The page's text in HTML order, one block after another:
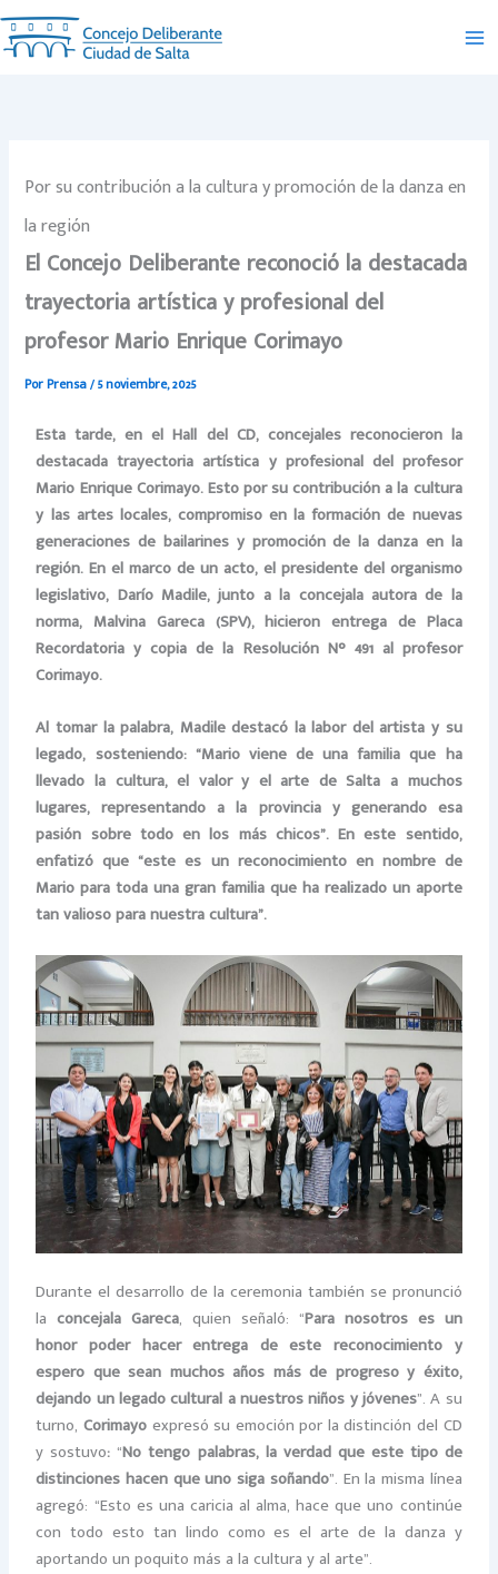
Ir
al
contenido
Por su contribución a la cultura y promoción de la danza en
la región
El Concejo Deliberante reconoció la destacada
trayectoria artística y profesional del
profesor Mario Enrique Corimayo
PorPrensa/5 noviembre, 2025
Esta tarde, en el Hall del CD, concejales reconocieron la
destacada trayectoria artística y profesional del profesor
Mario Enrique Corimayo. Esto por su contribución a la cultura
y las artes locales, compromiso en la formación de nuevas
generaciones de bailarines y promoción de la danza en la
región. En el marco de un acto, el presidente del organismo
legislativo, Darío Madile, junto a la concejala autora de la
norma, Malvina Gareca (SPV), hicieron entrega de Placa
Recordatoria y copia de la Resolución N° 491 al profesor
Corimayo.
Al tomar la palabra, Madile destacó la labor del artista y su
legado, sosteniendo: “Mario viene de una familia que ha
llevado la cultura, el valor y el arte de Salta a muchos
lugares, representando a la provincia y generando esa
pasión sobre todo en los más chicos”. En este sentido,
enfatizó que “este es un reconocimiento en nombre de
Mario para toda una gran familia que ha realizado un aporte
tan valioso para nuestra cultura”.
Durante el desarrollo de la ceremonia también se pronunció
laconcejala Gareca, quien señaló: “Para nosotros es un
honor poder hacer entrega de este reconocimiento y
espero que sean muchos años más de progreso y éxito,
dejando un legado cultural a nuestros niños y jóvenes”. A su
turno,Corimayo expresó su emoción por la distinción del CD
y sostuvo: “No tengo palabras, la verdad que este tipo de
distinciones hacen que uno siga soñando”. En la misma línea
agregó: “Esto es una caricia al alma, hace que uno continúe
con todo esto tan lindo como es el arte de la danza y
aportando un poquito más a la cultura y al arte”.